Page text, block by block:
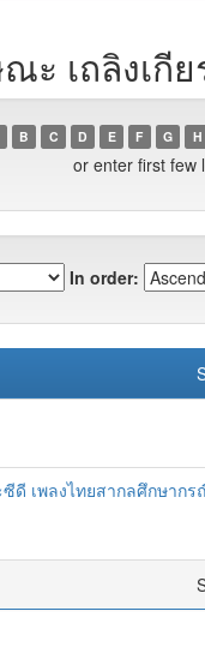
ะ เถลิงเกี
B C D E F G H
or enter first few
In order:
ดี เพลงไทยสากลศึกษาก